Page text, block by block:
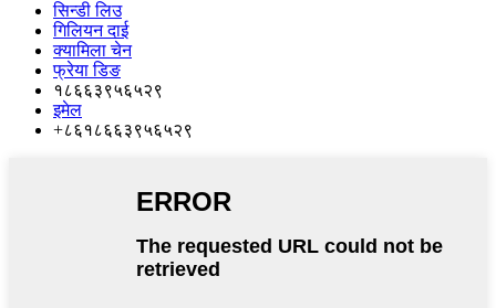
सिन्डी लिउ
गिलियन दाई
क्यामिला चेन
फ्रेया डिङ
१८६६३९५६५२९
इमेल
+८६१८६६३९५६५२९